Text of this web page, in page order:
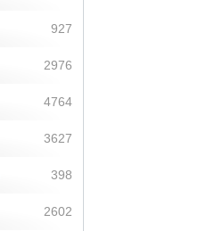
927
2976
4764
3627
398
2602